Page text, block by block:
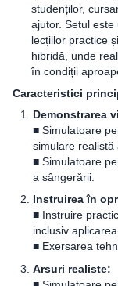
studenților,
ajutor. Setul
lecțiilor practice
hibridă, unde
în condiții
Caracteristici
Demonstrarea
■ Simulatoare
simulare realistă
■ Simulatoare
a sângerării.
Instruirea în
■ Instruire
inclusiv
■ Exersarea
Arsuri realiste: